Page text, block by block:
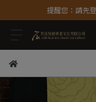
提醒您：請先